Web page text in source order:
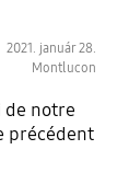
2021. január 28.
Montlucon
de notre
précédent